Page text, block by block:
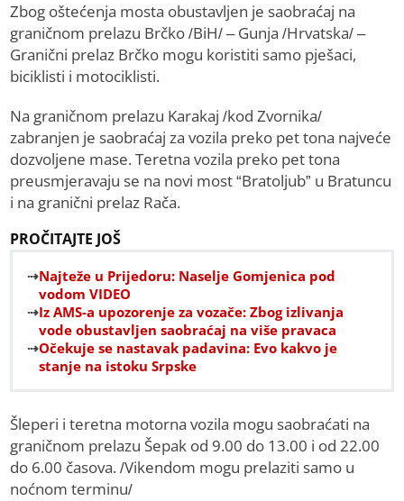
Zbog oštećenja mosta obustavljen je saobraćaj na
graničnom prelazu Brčko /BiH/ – Gunja /Hrvatska/ –
Granični prelaz Brčko mogu koristiti samo pješaci,
biciklisti i motociklisti.
Na graničnom prelazu Karakaj /kod Zvornika/
zabranjen je saobraćaj za vozila preko pet tona najveće
dozvoljene mase. Teretna vozila preko pet tona
preusmjeravaju se na novi most “Bratoljub” u Bratuncu
i na granični prelaz Rača.
PROČITAJTE JOŠ
Najteže u Prijedoru: Naselje Gomjenica pod
vodom VIDEO
Iz AMS-a upozorenje za vozače: Zbog izlivanja
vode obustavljen saobraćaj na više pravaca
Očekuje se nastavak padavina: Evo kakvo je
stanje na istoku Srpske
Šleperi i teretna motorna vozila mogu saobraćati na
graničnom prelazu Šepak od 9.00 do 13.00 i od 22.00
do 6.00 časova. /Vikendom mogu prelaziti samo u
noćnom terminu/